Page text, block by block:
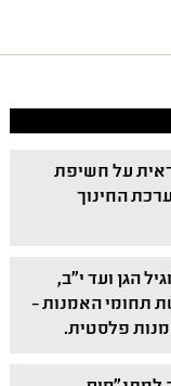
על חשיפת
החינוך
הגן ועד י"ב,
תחומי האמנות –
פלסטית.